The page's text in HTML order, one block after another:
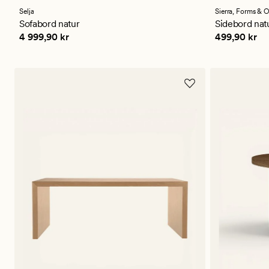
en
gjennomsnittlig
vurdering
på
Selja
Sofabord natur
Pris 4 999,90 kr
4 999,90 kr
Sierra, Forms &
Sidebord
Pris 499,90 kr
499,90 kr